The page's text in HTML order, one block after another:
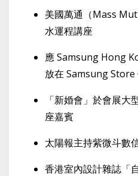
美國萬通（Mass
水運程講座
應 Samsung Hong
放在 Samsung Store
「新婚會」於會展
座嘉賓
太陽報主持紫微斗數
香港室內設計雜誌「